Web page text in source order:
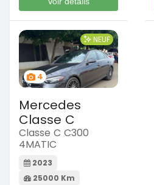
4
NEUF
Mercedes
Classe C
Classe C C300
4MATIC
2023
25000 Km